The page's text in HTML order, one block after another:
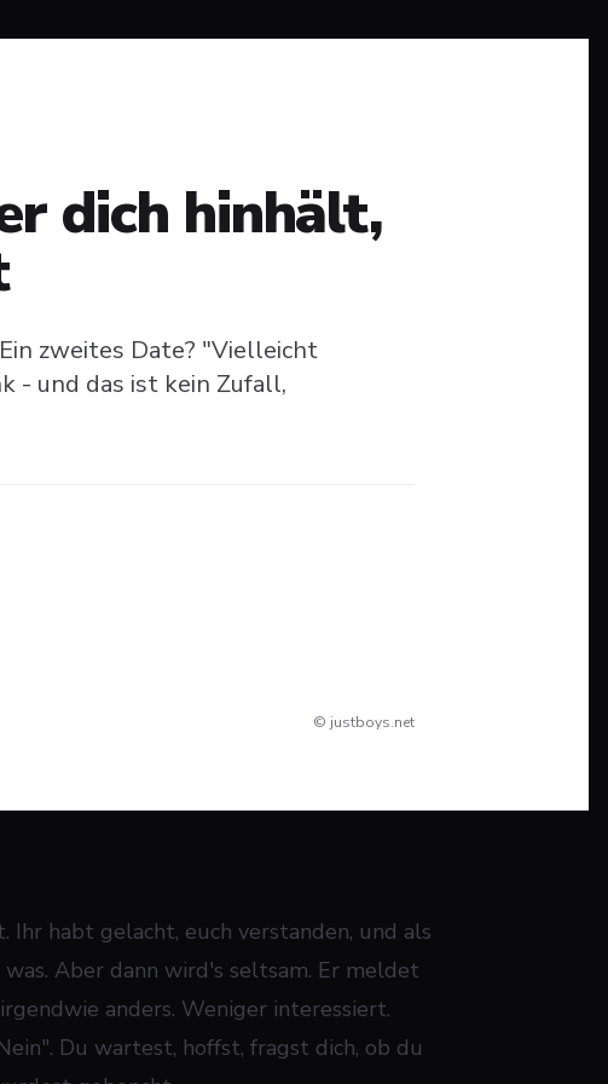
dich hinhält,
zweites Date? "Vielleicht
- und das ist kein Zufall,
© justboys.net
habt gelacht, euch verstanden, und als
Aber dann wird's seltsam. Er meldet
anders. Weniger interessiert.
Du wartest, hoffst, fragst dich, ob du